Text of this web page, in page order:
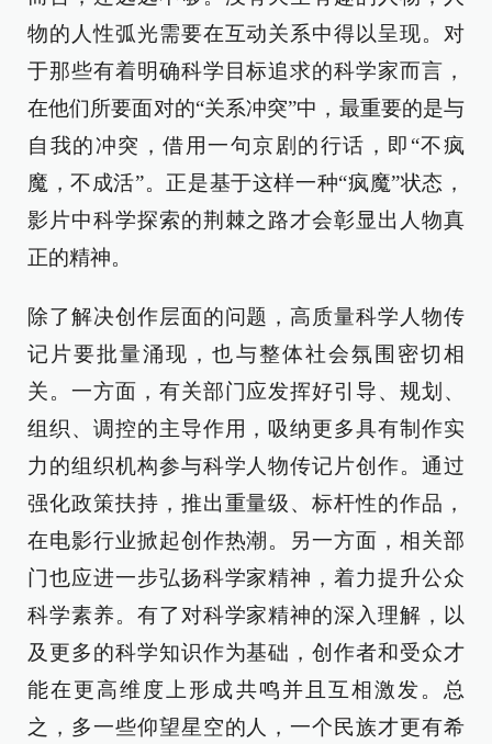
物的人性弧光需要在互动关系中得以呈现。对
于那些有着明确科学目标追求的科学家而言，
在他们所要面对的“关系冲突”中，最重要的是与
自我的冲突，借用一句京剧的行话，即“不疯
魔，不成活”。正是基于这样一种“疯魔”状态，
影片中科学探索的荆棘之路才会彰显出人物真
正的精神。
除了解决创作层面的问题，高质量科学人物传
记片要批量涌现，也与整体社会氛围密切相
关。一方面，有关部门应发挥好引导、规划、
组织、调控的主导作用，吸纳更多具有制作实
力的组织机构参与科学人物传记片创作。通过
强化政策扶持，推出重量级、标杆性的作品，
在电影行业掀起创作热潮。另一方面，相关部
门也应进一步弘扬科学家精神，着力提升公众
科学素养。有了对科学家精神的深入理解，以
及更多的科学知识作为基础，创作者和受众才
能在更高维度上形成共鸣并且互相激发。总
之，多一些仰望星空的人，一个民族才更有希